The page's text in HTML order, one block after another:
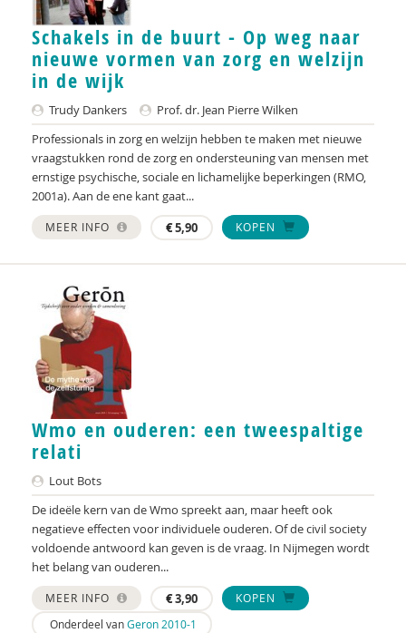
Henk Tissing
Evelien Tonkens
Frans van Ginkel
Mariël van Pelt
Hilde van Xanten
T. Varkevisser
Tanja van der Vinne
Karin Voogd
Nico de Vos
Alie Weerman
Anouk Weverling
Linda van den Wijngaard
Jean Pierre Wilken
Jan Willem van de Maat
Martin Zuithof
Schakels in de buurt - Op weg naar
nieuwe vormen van zorg en welzijn
in de wijk
Trudy Dankers
Prof. dr. Jean Pierre Wilken
Professionals in zorg en welzijn hebben te maken met nieuwe
vraagstukken rond de zorg en ondersteuning van mensen met
ernstige psychische, sociale en lichamelijke beperkingen (RMO,
2001a). Aan de ene kant gaat...
MEER INFO €5,90 KOPEN
Wmo en ouderen: een tweespaltige
relati
Lout Bots
De ideële kern van de Wmo spreekt aan, maar heeft ook
negatieve effecten voor individuele ouderen. Of de civil society
voldoende antwoord kan geven is de vraag. In Nijmegen wordt
het belang van ouderen...
MEER INFO €3,90
KOPEN
Onderdeel vanGeron 2010-1